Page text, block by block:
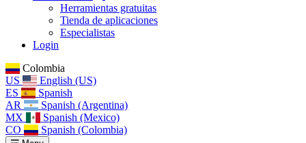
Herramientas gratuitas
Tienda de aplicaciones
Especialistas
Login
Colombia
US
English (US)
ES
Spanish
AR
Spanish (Argentina)
MX
Spanish (Mexico)
CO
Spanish (Colombia)